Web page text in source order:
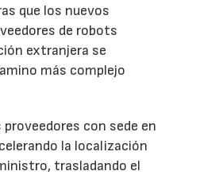
que los nuevos
de robots
extranjera se
más complejo
proveedores con sede en
la localización
trasladando el